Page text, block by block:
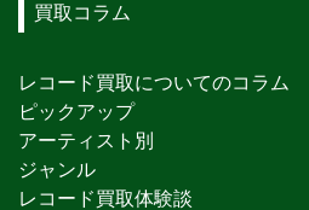
買取コラム
レコード買取についてのコラム
ピックアップ
アーティスト別
ジャンル
レコード買取体験談